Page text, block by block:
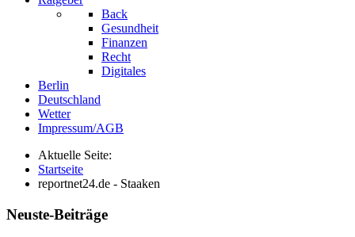
Back
Gesundheit
Finanzen
Recht
Digitales
Berlin
Deutschland
Wetter
Impressum/AGB
Aktuelle Seite:
Startseite
reportnet24.de - Staaken
Neuste-Beiträge